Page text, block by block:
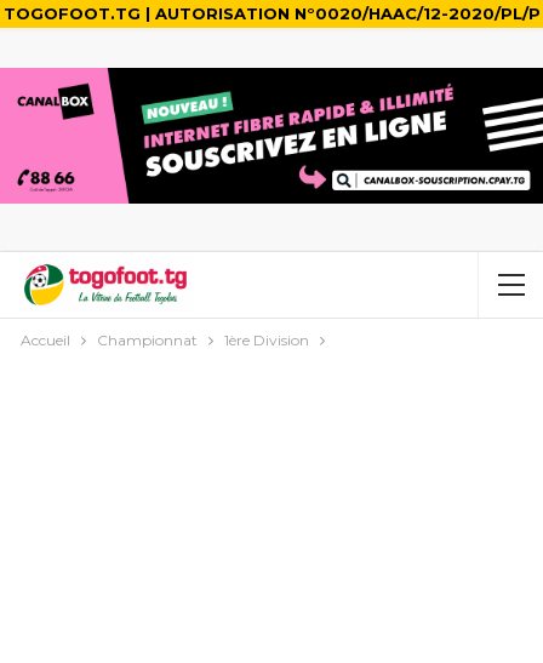
TOGOFOOT.TG | AUTORISATION N°0020/HAAC/12-2020/PL/P
Accueil Championnat 1ère Division